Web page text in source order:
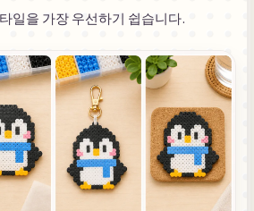
일을 가장 우선하기 쉽습니다.